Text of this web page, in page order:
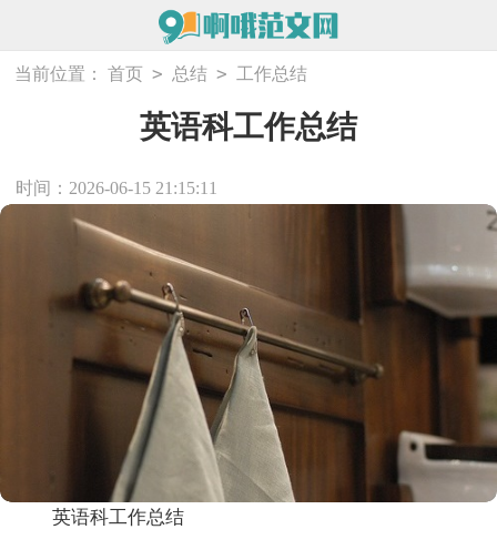
当前位置： 首页 > 总结 > 工作总结
英语科工作总结
时间：2026-06-15 21:15:11
英语科工作总结